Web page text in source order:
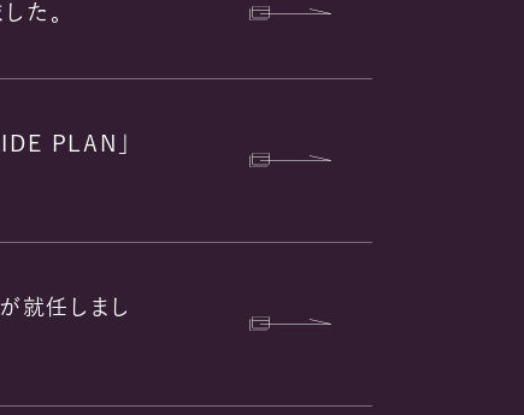
た。
PLAN」
就任しまし